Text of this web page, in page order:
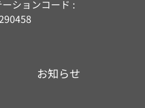
ションコード :
お知らせ